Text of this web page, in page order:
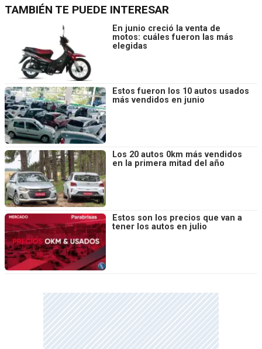
TAMBIÉN TE PUEDE INTERESAR
En junio creció la venta de
motos: cuáles fueron las más
elegidas
Estos fueron los 10 autos usados
más vendidos en junio
Los 20 autos 0km más vendidos
en la primera mitad del año
Estos son los precios que van a
tener los autos en julio